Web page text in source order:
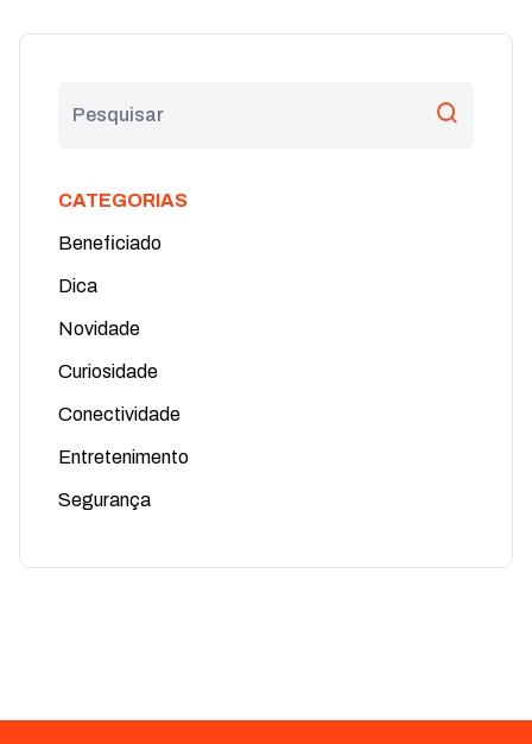
CATEGORIAS
Beneficiado
Dica
Novidade
Curiosidade
Conectividade
Entretenimento
Segurança